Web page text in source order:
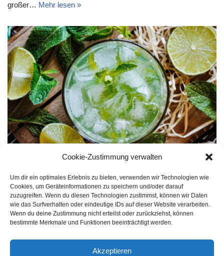
Cookie-Zustimmung verwalten
Um dir ein optimales Erlebnis zu bieten, verwenden wir Technologien wie
Cookies, um Geräteinformationen zu speichern und/oder darauf
zuzugreifen. Wenn du diesen Technologien zustimmst, können wir Daten
wie das Surfverhalten oder eindeutige IDs auf dieser Website verarbeiten.
Wenn du deine Zustimmung nicht erteilst oder zurückziehst, können
bestimmte Merkmale und Funktionen beeinträchtigt werden.
Akzeptieren
großer… Mehr lesen »
Mojito
Der Mojito ist einer der bekanntesten und beliebtesten Cocktails
weltweit.…Mehr lesen »